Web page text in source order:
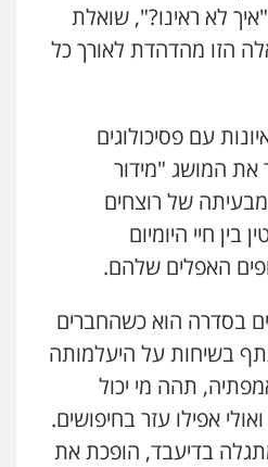
לא ראינו?", שואלת
הזו מהדהדת לאורך כל
עם פסיכולוגים
את המושג "מידור
של רוצחים
בין חיי היומיום
האפלים שלהם.
בסדרה הוא כשהחברים
בשיחות על היעלמותה
תהה מי יכול
אפילו עזר בחיפושים.
בדיעבד, הופכת את